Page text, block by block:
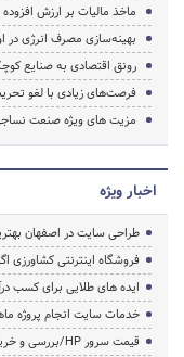
ماخذ مالیات بر ارزش
بهینه‌سازی مصرف انرژی
رونق اقتصادی به صنایع
فرصت‌های زیادی با لغو
مزیت های ویژه صنعت
اخبار ویژه
طراحی سایت در اصفهان
فروشگاه اینترنتی کشاورزی
ایده های طلایی برای کسب
خدمات سایت انجام پروژه
قیمت سرور HP/بررسی و خرید سرور اچ پی